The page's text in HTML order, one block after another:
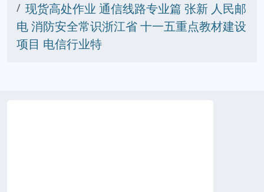
现货高处作业 通信线路专业篇 张新 人民邮
电 消防安全常识浙江省 十一五重点教材建设
项目 电信行业特